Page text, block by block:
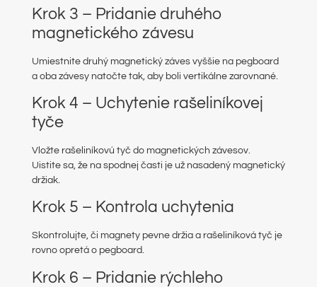
Krok 3 – Pridanie druhého
magnetického závesu
Umiestnite druhý magnetický záves vyššie na pegboard
a oba závesy natočte tak, aby boli vertikálne zarovnané.
Krok 4 – Uchytenie rašeliníkovej
tyče
Vložte rašeliníkovú tyč do magnetických závesov.
Uistite sa, že na spodnej časti je už nasadený magnetický
držiak.
Krok 5 – Kontrola uchytenia
Skontrolujte, či magnety pevne držia a rašeliníková tyč je
rovno opretá o pegboard.
Krok 6 – Pridanie rýchleho